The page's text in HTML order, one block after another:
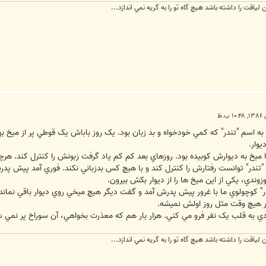
را داشته باشد هيچ گاه تو را به گريه نمي اندازد...
اسم "تندر" که کمي خودخواه و بد زبان بود. يک روز باباش يک قوطي پر از
به ديوارش کوبيده بود. روزهاي بعد کم کم ياد گرفت زبونش را کنترل کند.
توانست رفتارش را کنترل کند و با هيچ کس بدزباني نکند. فوري آمد پيش
يکي از اين ميخ ها را از ديوار بکش بيرون.
کوچولوي ما با غرور پيش پدرش آمد و گفت ديگر هيچ ميخي روي ديوار باقي
هيچ وقت مثل روز اولش نميشه.
به قلب يک نفر فرو مي کني. هزار بار هم که معذرت بخواهي، آن سوراخ پر
را داشته باشد هيچ گاه تو را به گريه نمي اندازد...